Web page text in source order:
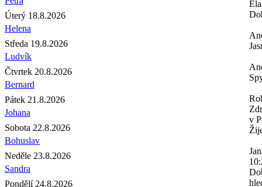
Úterý 18.8.2026
Helena
Středa 19.8.2026
Ludvík
Čtvrtek 20.8.2026
Bernard
Pátek 21.8.2026
Johana
Sobota 22.8.2026
Bohuslav
Neděle 23.8.2026
Sandra
Pondělí 24.8.2026
Ela
v